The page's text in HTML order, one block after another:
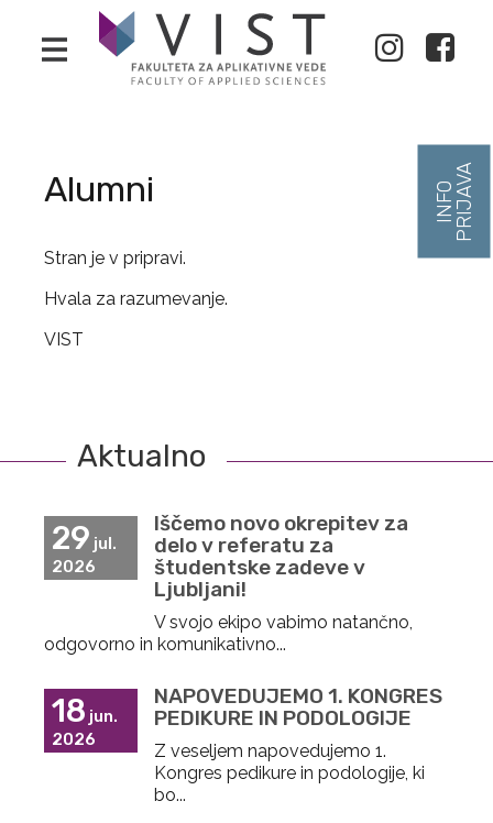
Alumni
Stran je v pripravi.
Hvala za razumevanje.
VIST
Aktualno
29 jul.
2026
Iščemo novo okrepitev za
delo v referatu za
študentske zadeve v
Ljubljani!
V svojo ekipo vabimo natančno,
odgovorno in komunikativno...
18 jun.
2026
NAPOVEDUJEMO 1. KONGRES
PEDIKURE IN PODOLOGIJE
Z veseljem napovedujemo 1.
Kongres pedikure in podologije, ki
bo...